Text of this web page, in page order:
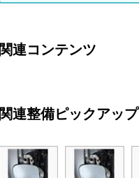
関連コンテンツ
関連整備ピックアップ